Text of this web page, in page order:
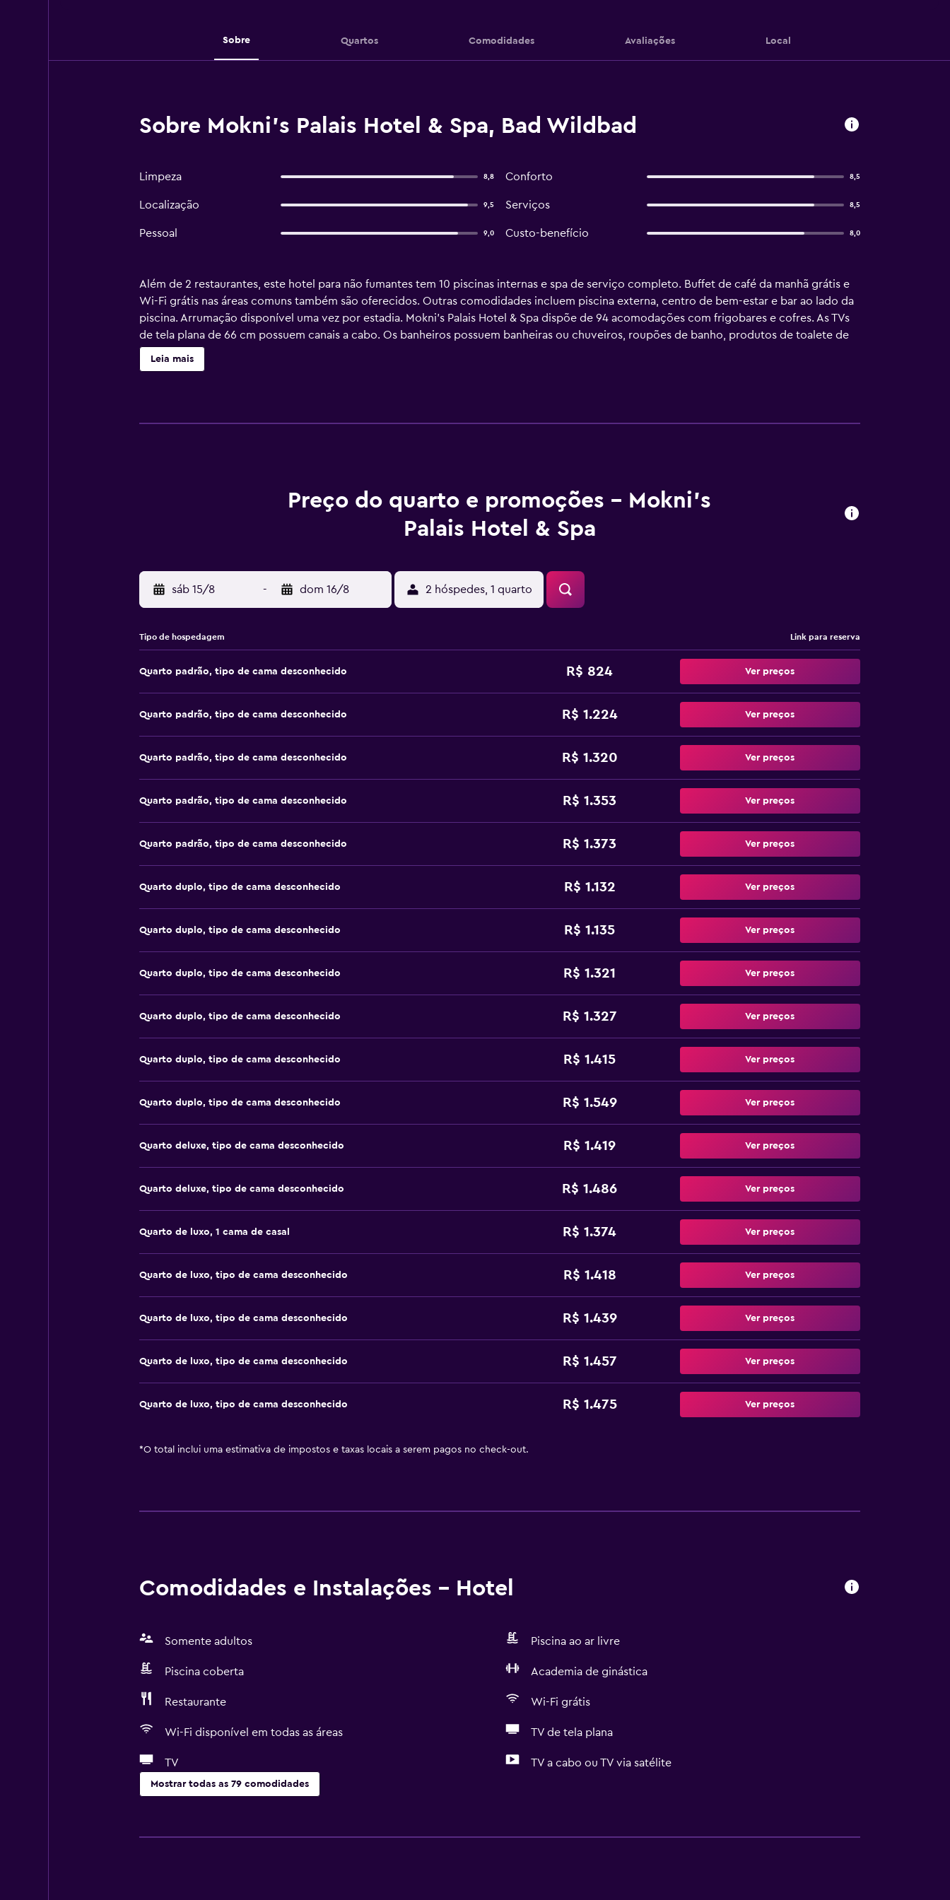
Sobre Quartos Comodidades Avaliações Local
Sobre Mokni's Palais Hotel & Spa, Bad Wildbad
Limpeza 8,8 Conforto 8,5
Localização 9,5 Serviços 8,5
Pessoal 9,0 Custo-benefício 8,0
Além de 2 restaurantes, este hotel para não fumantes tem 10 piscinas internas e spa de serviço completo. Buffet de café da manhã grátis e
Wi-Fi grátis nas áreas comuns também são oferecidos. Outras comodidades incluem piscina externa, centro de bem-estar e bar ao lado da
piscina. Arrumação disponível uma vez por estadia. Mokni's Palais Hotel & Spa dispõe de 94 acomodações com frigobares e cofres. As TVs
de tela plana de 66 cm possuem canais a cabo. Os banheiros possuem banheiras ou chuveiros, roupões de banho, produtos de toalete de
cortesia e secadores de cabelo. Os hóspedes podem acessar Wi-Fi gratuitamente. Escrivaninhas e telefones estão disponíveis.
Ferros/tábuas de passar roupa, troca de toalhas e troca de roupas de cama podem ser requisitados. O serviço de limpeza é fornecido uma
Leia mais
Preço do quarto e promoções - Mokni's
Palais Hotel & Spa
sáb 15/8 - dom 16/8 2 hóspedes, 1 quarto
Tipo de hospedagem Link para reserva
Quarto padrão, tipo de cama desconhecido R$ 824 Ver preços
Quarto padrão, tipo de cama desconhecido R$ 1.224 Ver preços
Quarto padrão, tipo de cama desconhecido R$ 1.320 Ver preços
Quarto padrão, tipo de cama desconhecido R$ 1.353 Ver preços
Quarto padrão, tipo de cama desconhecido R$ 1.373 Ver preços
Quarto duplo, tipo de cama desconhecido R$ 1.132 Ver preços
Quarto duplo, tipo de cama desconhecido R$ 1.135 Ver preços
Quarto duplo, tipo de cama desconhecido R$ 1.321 Ver preços
Quarto duplo, tipo de cama desconhecido R$ 1.327 Ver preços
Quarto duplo, tipo de cama desconhecido R$ 1.415 Ver preços
Quarto duplo, tipo de cama desconhecido R$ 1.549 Ver preços
Quarto deluxe, tipo de cama desconhecido R$ 1.419 Ver preços
Quarto deluxe, tipo de cama desconhecido R$ 1.486 Ver preços
Quarto de luxo, 1 cama de casal R$ 1.374 Ver preços
Quarto de luxo, tipo de cama desconhecido R$ 1.418 Ver preços
Quarto de luxo, tipo de cama desconhecido R$ 1.439 Ver preços
Quarto de luxo, tipo de cama desconhecido R$ 1.457 Ver preços
Quarto de luxo, tipo de cama desconhecido R$ 1.475 Ver preços
*O total inclui uma estimativa de impostos e taxas locais a serem pagos no check-out.
Comodidades e Instalações - Hotel
Somente adultos Piscina ao ar livre
Piscina coberta Academia de ginástica
Restaurante Wi-Fi grátis
Wi-Fi disponível em todas as áreas TV de tela plana
TV TV a cabo ou TV via satélite
Mostrar todas as 79 comodidades
Wi-Fi grátis
Piscina